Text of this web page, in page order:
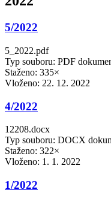
5/2022
5_2022.pdf
Typ souboru: PDF
Staženo: 335×
Vloženo: 22. 12. 2022
4/2022
12208.docx
Typ souboru: DOCX
Staženo: 322×
Vloženo: 1. 1. 2022
1/2022